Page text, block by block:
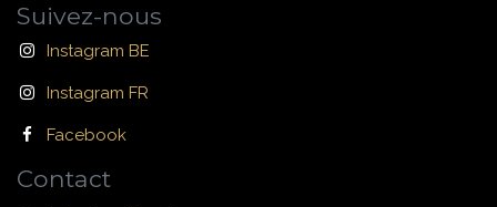
Suivez-nous
Instagram BE
Instagram FR
Facebook
Contact